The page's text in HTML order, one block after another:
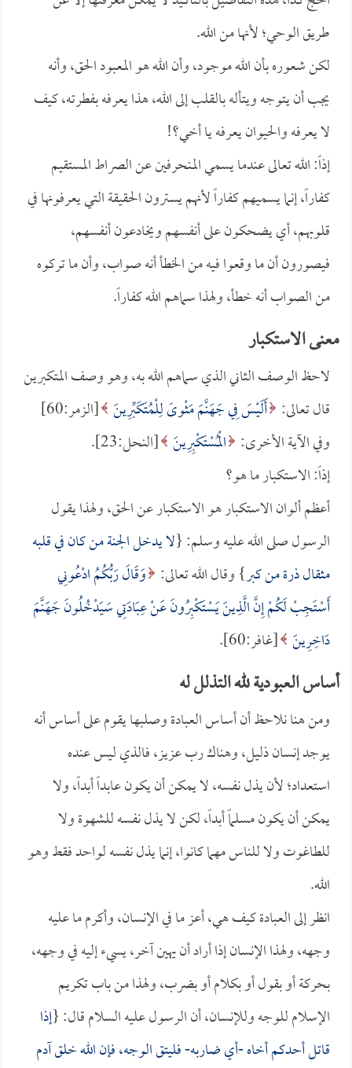
طريق الوحي؛ لأنها من الله.
لكن شعوره بأن الله موجود، وأن الله هو المعبود الحق، وأنه
يجب أن يتوجه ويتأله بالقلب إلى الله، هذا يعرفه بفطرته، كيف
لا يعرفه والحيوان يعرفه يا أخي؟!
إذاً: الله تعالى عندما يسمي المنحرفين عن الصراط المستقيم
كفاراً، إنما يسميهم كفاراً لأنهم يسترون الحقيقة التي يعرفونها في
قلوبهم، أي يضحكون على أنفسهم ويخادعون أنفسهم،
فيصورون أن ما وقعوا فيه من الخطأ أنه صواب، وأن ما تركوه
من الصواب أنه خطأ، ولهذا سماهم الله كفاراً.
معنى الاستكبار
لاحظ الوصف الثاني الذي سماهم الله به، وهو وصف المتكبرين
قال تعالى: أَلَيْسَ فِي جَهَنَّمَ مَثْوىً لِلْمُتَكَبِّرِينَ
[الزمر:60]
وفي الآية الأخرى: الْمُسْتَكْبِرِينَ [النحل:23].
إذاً: الاستكبار ما هو؟
أعظم ألوان الاستكبار هو الاستكبار عن الحق، ولهذا يقول
الرسول صلى الله عليه وسلم: {لا يدخل الجنة من كان في قلبه
مثقال ذرة من كبر} وقال الله تعالى: وَقَالَ رَبُّكُمُ ادْعُونِي
أَسْتَجِبْ لَكُمْ إِنَّ الَّذِينَ يَسْتَكْبِرُونَ عَنْ عِبَادَتِي سَيَدْخُلُونَ جَهَنَّمَ
دَاخِرِينَ [غافر:60].
أساس العبودية لله التذلل له
ومن هنا نلاحظ أن أساس العبادة وصلبها يقوم على أساس أنه
يوجد إنسان ذليل، وهناك رب عزيز، فالذي ليس عنده
استعداد؛ لأن يذل نفسه، لا يمكن أن يكون عابداً أبداً، ولا
يمكن أن يكون مسلماً أبداً، لكن لا يذل نفسه للشهوة ولا
للطاغوت ولا للناس مهما كانوا، إنما يذل نفسه لواحد فقط وهو
الله.
انظر إلى العبادة كيف هي، أعز ما في الإنسان، وأكرم ما عليه
وجهه، ولهذا الإنسان إذا أراد أن يهين آخر، يسيء إليه في وجهه،
بحركة أو بقول أو بكلام أو بضرب، ولهذا من باب تكريم
الإسلام للوجه وللإنسان، أن الرسول عليه السلام قال: {إذا
قاتل أحدكم أخاه -أي ضاربه- فليتق الوجه، فإن الله خلق آدم